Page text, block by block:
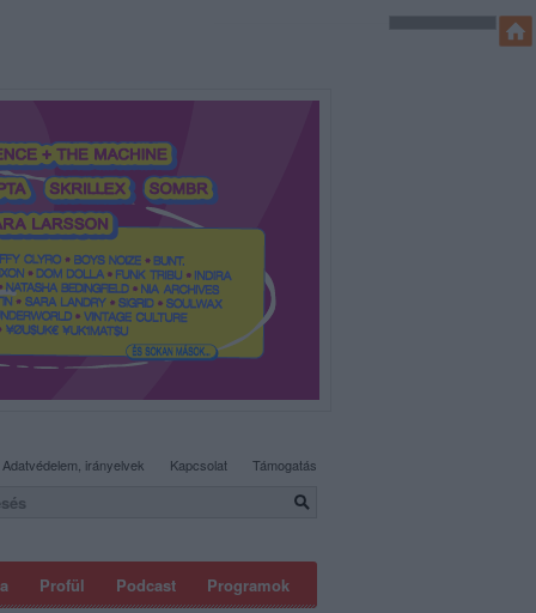
Profül Podcast Programok
Adatvédelem, irányelvek Kapcsolat Támogatás